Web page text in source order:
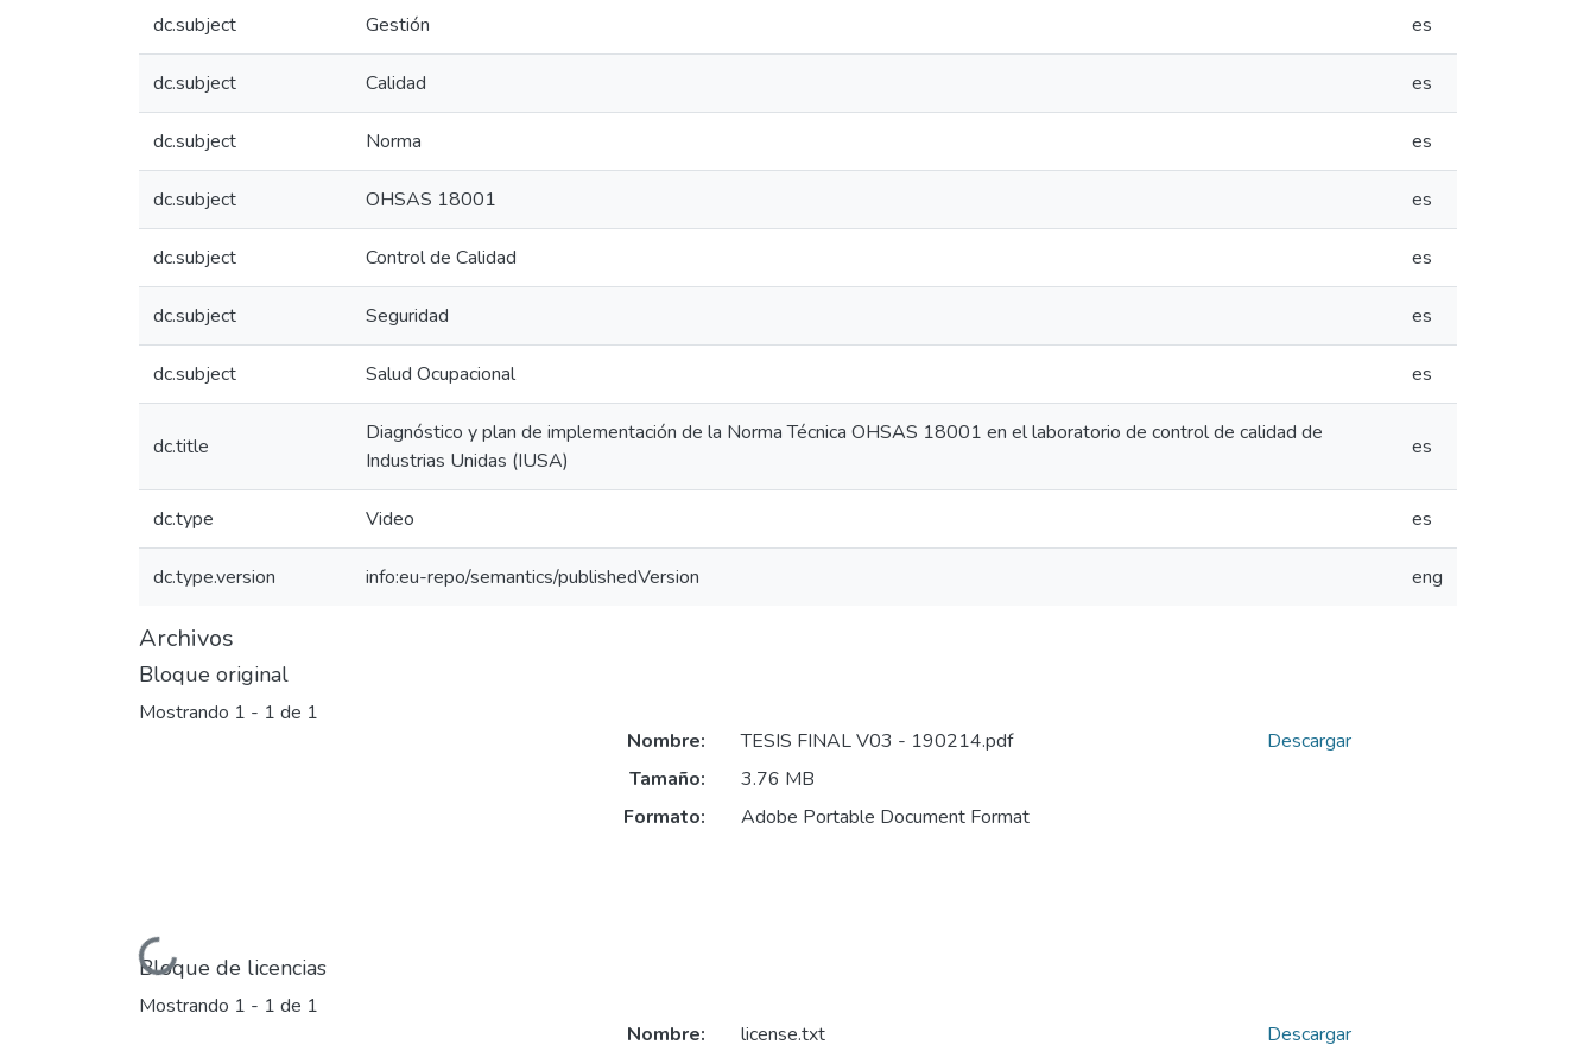
dc.subject Gestión es
dc.subject Calidad es
dc.subject Norma es
dc.subject OHSAS 18001 es
dc.subject Control de Calidad es
dc.subject Seguridad es
dc.subject Salud Ocupacional es
dc.title
Diagnóstico y plan de implementación de la Norma Técnica OHSAS 18001 en el laboratorio de control de calidad de
Industrias Unidas (IUSA)
es
dc.type Video es
dc.type.version info:eu-repo/semantics/publishedVersion eng
Archivos
Bloque original
Mostrando 1 - 1 de 1
Cargando...
Nombre:
TESIS FINAL V03 - 190214.pdf
Tamaño:
3.76 MB
Formato:
Adobe Portable Document Format
Descargar
Bloque de licencias
Mostrando 1 - 1 de 1
Nombre:
license.txt Descargar